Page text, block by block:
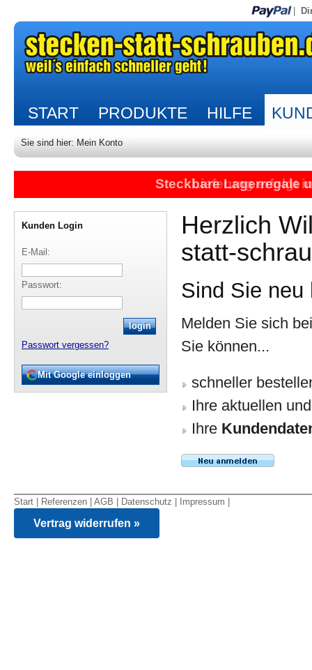
START PRODUKTE HILFE
Sie sind hier: Mein Konto
Steckbare Lagerregale
Lieferung erfolgt
Kunden Login
E-Mail:
Passwort:
Passwort vergessen?
Mit Google einloggen
Herzlich
statt-
Sind Sie neu
Melden Sie sich
Sie können...
schneller
Ihre aktuellen
Ihre
Start Referenzen AGB Datenschutz Impressum
Vertrag widerrufen »